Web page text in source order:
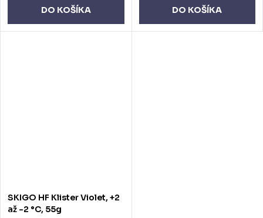
DO KOŠÍKA DO KOŠÍKA
SKIGO HF Klister Violet, +2
až -2 °C, 55g